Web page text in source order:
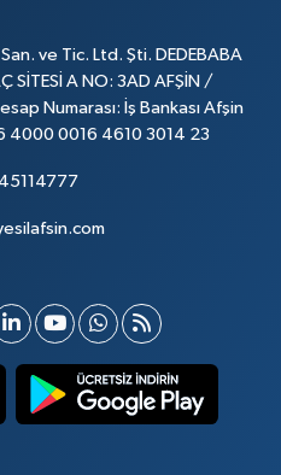
ve Tic. Ltd. Şti. DEDEBABA
SİTESİ A NO: 3AD AFŞİN /
Numarası: İş Bankası Afşin
4000 0016 4610 3014 23